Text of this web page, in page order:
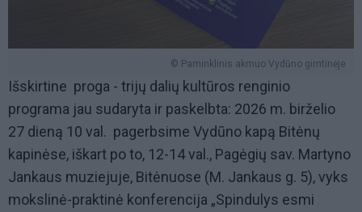
© Paminklinis akmuo Vydūno gimtinėje
Išskirtine proga - trijų dalių kultūros renginio
programa jau sudaryta ir paskelbta: 2026 m. birželio
27 dieną 10 val. pagerbsime Vydūno kapą Bitėnų
kapinėse, iškart po to, 12-14 val., Pagėgių sav. Martyno
Jankaus muziejuje, Bitėnuose (M. Jankaus g. 5), vyks
mokslinė-praktinė konferencija „Spindulys esmi